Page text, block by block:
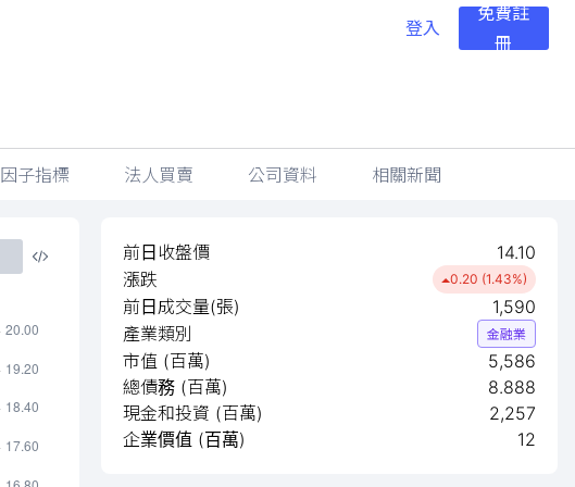
登入
免費註
冊
因子指標 法人買賣 公司資料 相關新聞
前日收盤價
14.10
漲跌
0.20 (1.43%)
前日成交量(張)
1,590
產業類別
金融業
市值 (百萬)
5,586
總債務 (百萬)
8.888
現金和投資 (百萬)
2,257
企業價值 (百萬)
12